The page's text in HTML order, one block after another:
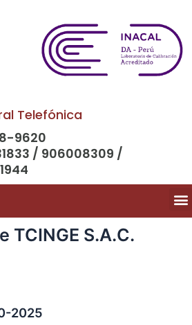
Telefónica
9620
/ 906008309 /
TCINGE S.A.C.
2025